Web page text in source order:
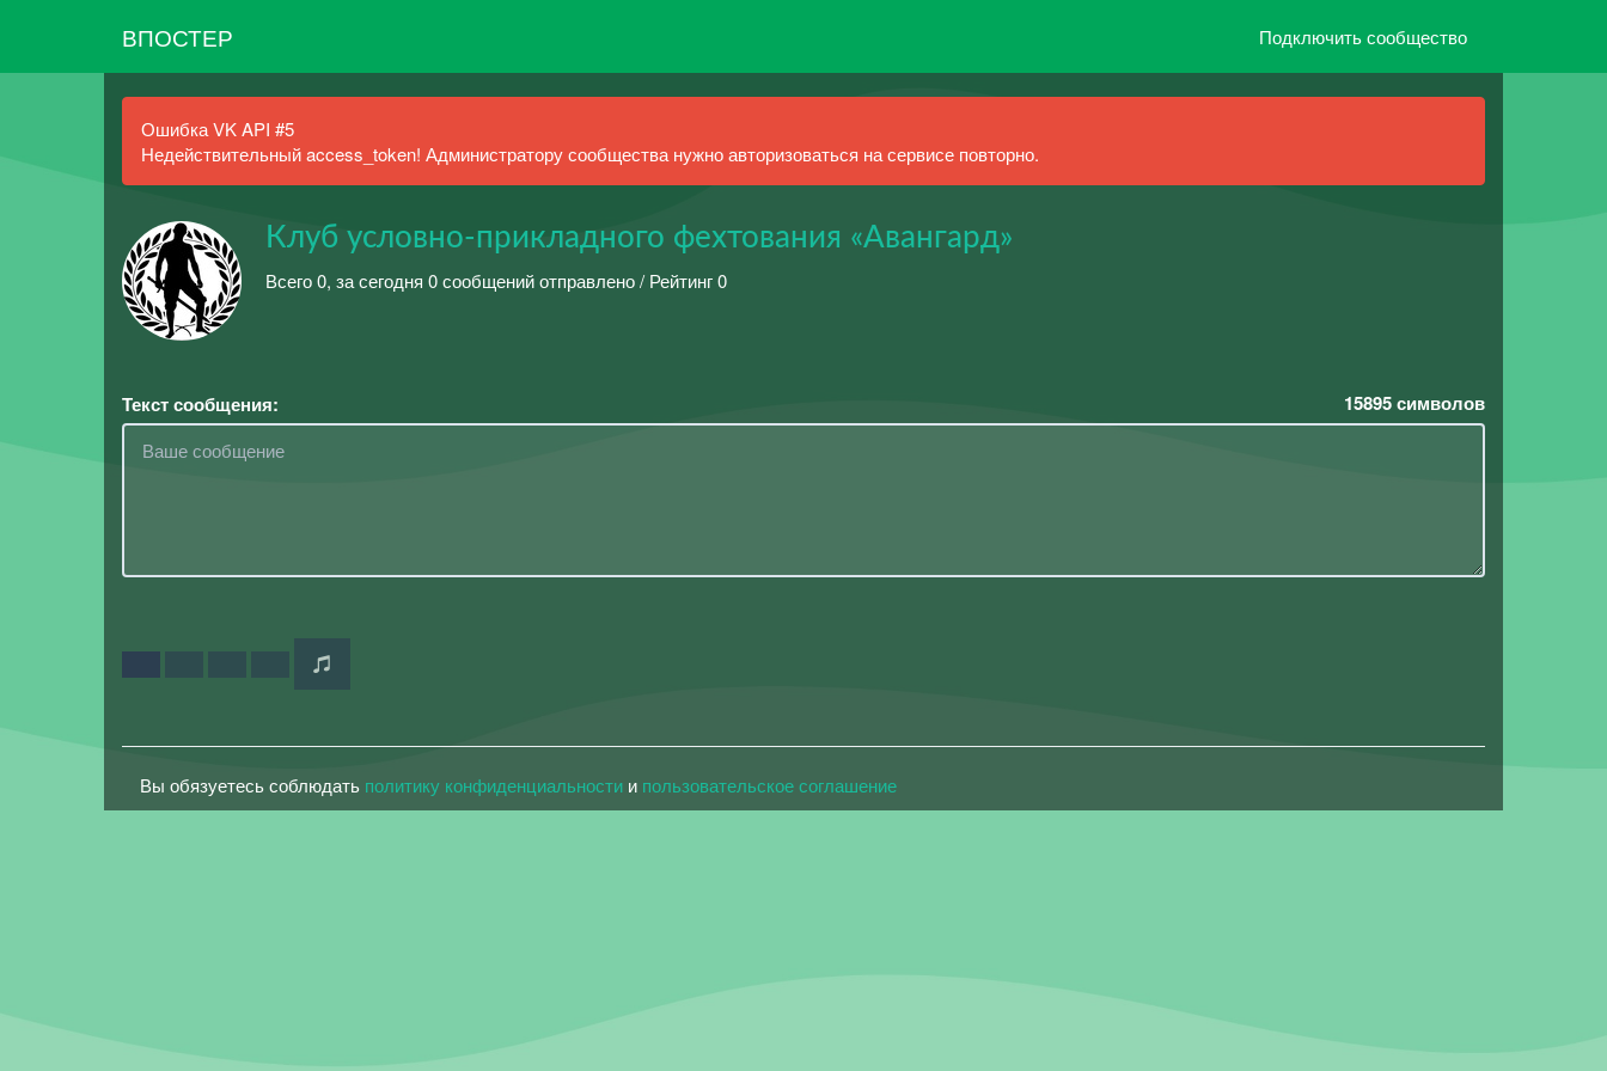
ВПОСТЕР Подключить сообщество
Ошибка VK API #5
Недействительный access_token! Администратору сообщества нужно авторизоваться на сервисе повторно.
Клуб условно-прикладного фехтования «Авангард»
Всего 0, за сегодня 0 сообщений отправлено / Рейтинг 0
Текст сообщения: 15895символов
Вы обязуетесь соблюдать политику конфиденциальности и пользовательское соглашение